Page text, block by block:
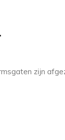
zijn